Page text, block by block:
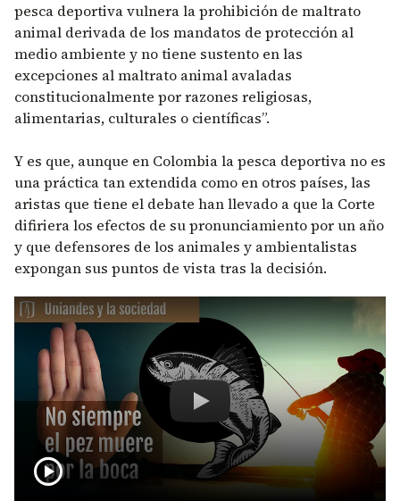
pesca deportiva vulnera la prohibición de maltrato
animal derivada de los mandatos de protección al
medio ambiente y no tiene sustento en las
excepciones al maltrato animal avaladas
constitucionalmente por razones religiosas,
alimentarias, culturales o científicas”.
Y es que, aunque en Colombia la pesca deportiva no es
una práctica tan extendida como en otros países, las
aristas que tiene el debate han llevado a que la Corte
difiriera los efectos de su pronunciamiento por un año
y que defensores de los animales y ambientalistas
expongan sus puntos de vista tras la decisión.
Remote video URL
No siempre el pez
play_circle